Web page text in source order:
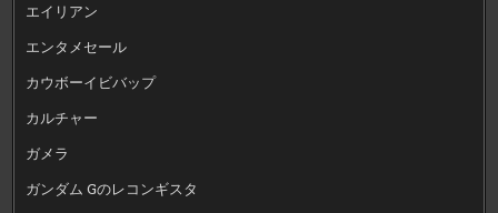
エイリアン
エンタメセール
カウボーイビバップ
カルチャー
ガメラ
ガンダム Gのレコンギスタ